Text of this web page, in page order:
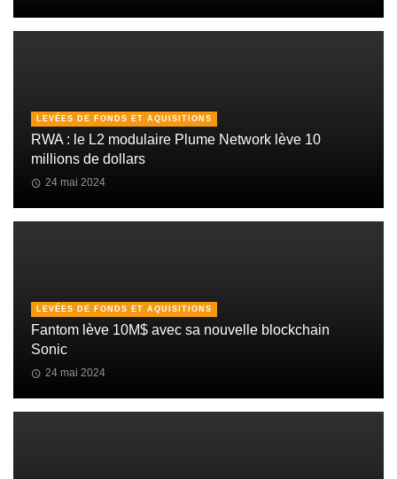
LEVÉES DE FONDS ET AQUISITIONS
RWA : le L2 modulaire Plume Network lève 10
millions de dollars
24 mai 2024
LEVÉES DE FONDS ET AQUISITIONS
Fantom lève 10M$ avec sa nouvelle blockchain
Sonic
24 mai 2024